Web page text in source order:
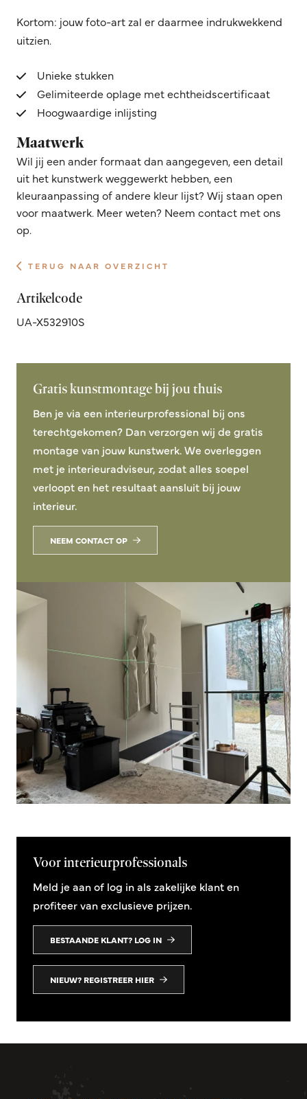
Kortom: jouw foto-art zal er daarmee indrukwekkend
uitzien.
Unieke stukken
Gelimiteerde oplage met echtheidscertificaat
Hoogwaardige inlijsting
Maatwerk
Wil jij een ander formaat dan aangegeven, een detail
uit het kunstwerk weggewerkt hebben, een
kleuraanpassing of andere kleur lijst? Wij staan open
voor maatwerk. Meer weten? Neem contact met ons
op.
TERUG NAAR OVERZICHT
Artikelcode
UA-X532910S
Gratis kunstmontage bij jou thuis
Ben je via een interieurprofessional bij ons
terechtgekomen? Dan verzorgen wij de gratis
montage van jouw kunstwerk. We overleggen
met je interieuradviseur, zodat alles soepel
verloopt en het resultaat aansluit bij jouw
interieur.
NEEM CONTACT OP
Voor interieurprofessionals
Meld je aan of log in als zakelijke klant en
profiteer van exclusieve prijzen.
BESTAANDE KLANT? LOG IN
NIEUW? REGISTREER HIER